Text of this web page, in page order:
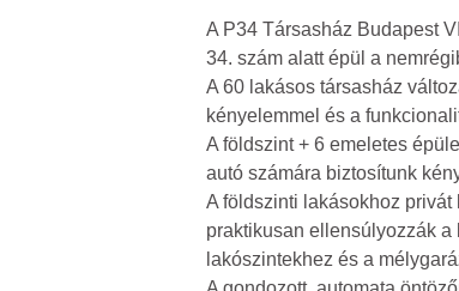
A P34 Társasház Budapest
34. szám alatt épül a
A 60 lakásos társasház
kényelemmel és a
A földszint + 6 emeletes
autó számára biztosítunk
A földszinti lakásokhoz
praktikusan ellensúlyozzák a
lakószintekhez és a